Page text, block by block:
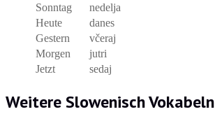
Sonntag
nedelja
Heute
danes
Gestern
včeraj
Morgen
jutri
Jetzt
sedaj
Weitere Slowenisch Vokabeln